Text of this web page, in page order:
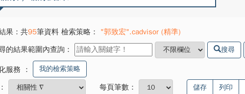
果：共95筆資料 檢索策略：
"郭致宏".cadvisor (精準)
的結果範圍內查詢：
搜尋
服務 ： 我的檢索策略
每頁筆數： 儲存 列印